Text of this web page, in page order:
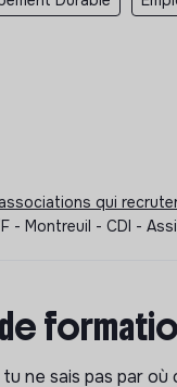
qui
- Montreuil - CDI -
ne sais pas par